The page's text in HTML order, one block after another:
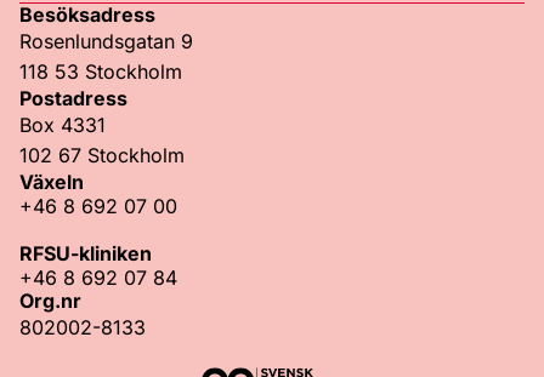
Besöksadress
Rosenlundsgatan 9
118 53 Stockholm
Postadress
Box 4331
102 67 Stockholm
Växeln
+46 8 692 07 00
RFSU-kliniken
+46 8 692 07 84
Org.nr
802002-8133